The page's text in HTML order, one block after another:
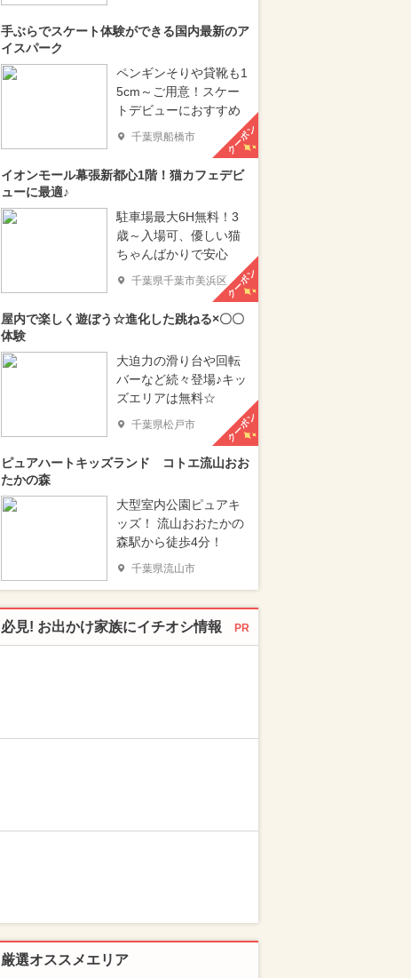
手ぶらでスケート体験ができる国内最新のア
イスパーク
ペンギンそりや貸靴も1
5cm～ご用意！スケー
トデビューにおすすめ
千葉県船橋市 クーポン
イオンモール幕張新都心1階！猫カフェデビ
ューに最適♪
駐車場最大6H無料！3
歳～入場可、優しい猫
ちゃんばかりで安心
千葉県千葉市美浜区クーポン
屋内で楽しく遊ぼう☆進化した跳ねる×〇〇
体験
大迫力の滑り台や回転
バーなど続々登場♪キッ
ズエリアは無料☆
千葉県松戸市 クーポン
ピュアハートキッズランド コトエ流山おお
たかの森
大型室内公園ピュアキ
ッズ！ 流山おおたかの
森駅から徒歩4分！
千葉県流山市
必見! お出かけ家族にイチオシ情報 PR
厳選オススメエリア